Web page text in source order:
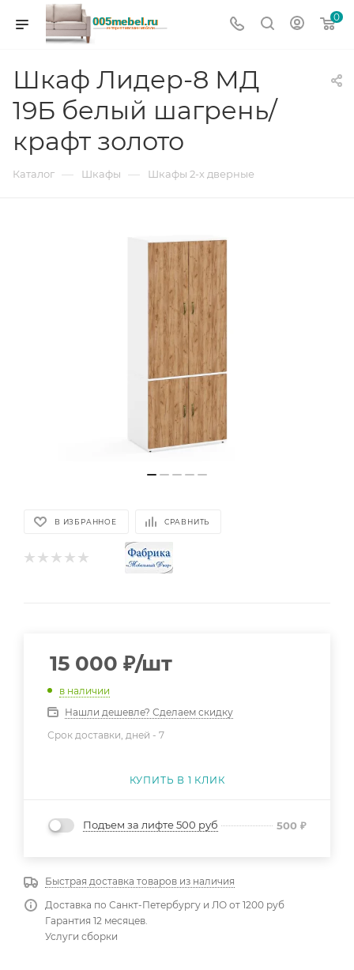
0
Шкаф Лидер-8 МД
19Б белый шагрень/
крафт золото
Каталог — Шкафы — Шкафы 2-х дверные
В ИЗБРАННОЕ СРАВНИТЬ
15 000 ₽/шт
в наличии
Нашли дешевле? Сделаем скидку
Срок доставки, дней - 7
КУПИТЬ В 1 КЛИК
Подъем за лифте 500 руб 500 ₽
Быстрая доставка товаров из наличия
Доставка по Санкт-Петербургу и ЛО от 1200 руб
Гарантия 12 месяцев.
Услуги сборки